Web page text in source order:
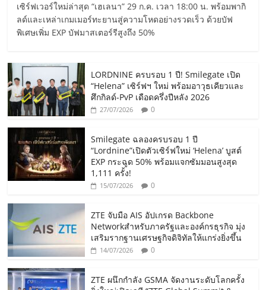
เซิร์ฟเวอร์ใหม่ล่าสุด “เฮเลนา” 29 ก.ค. เวลา 18:00 น. พร้อมพากิ
ลด์และเหล่าเกมเมอร์ทะยานสู่ความโหดอย่างรวดเร็ว ด้วยบัฟ
พิเศษเพิ่ม EXP บัฟมาสเตอร์รีสูงถึง 50%
LORDNINE ครบรอบ 1 ปี! Smilegate เปิด
“Helena” เซิร์ฟฯ ใหม่ พร้อมอาวุธเคียวและ
ศึกกิลด์-PvP เดือดครึ่งปีหลัง 2026
27/07/2026 0
Smilegate ฉลองครบรอบ 1 ปี
“Lordnine”เปิดตัวเซิร์ฟใหม่ ‘Helena’ บูสต์
EXP กระฉูด 50% พร้อมแจกซัมมอนสูงสุด
1,111 ครั้ง!
15/07/2026 0
ZTE จับมือ AIS อัปเกรด Backbone
Networkสำหรับภาครัฐและองค์กรธุรกิจ มุ่ง
เสริมรากฐานเศรษฐกิจดิจิทัลให้แกร่งยิ่งขึ้น
14/07/2026 0
ZTE ผนึกกำลัง GSMA จัดงานระดับโลกครั้ง